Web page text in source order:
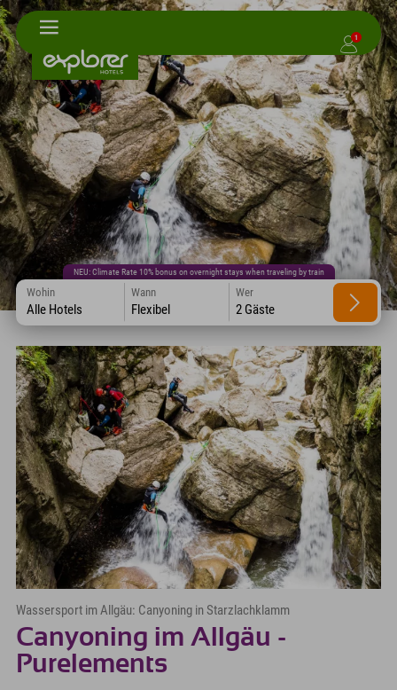
1
NEU: Climate Rate 10% bonus on overnight stays when traveling by train
Wohin
Alle Hotels
Wann
Flexibel
Wer
2 Gäste
Wassersport im Allgäu: Canyoning in Starzlachklamm
Canyoning im Allgäu -
Purelements